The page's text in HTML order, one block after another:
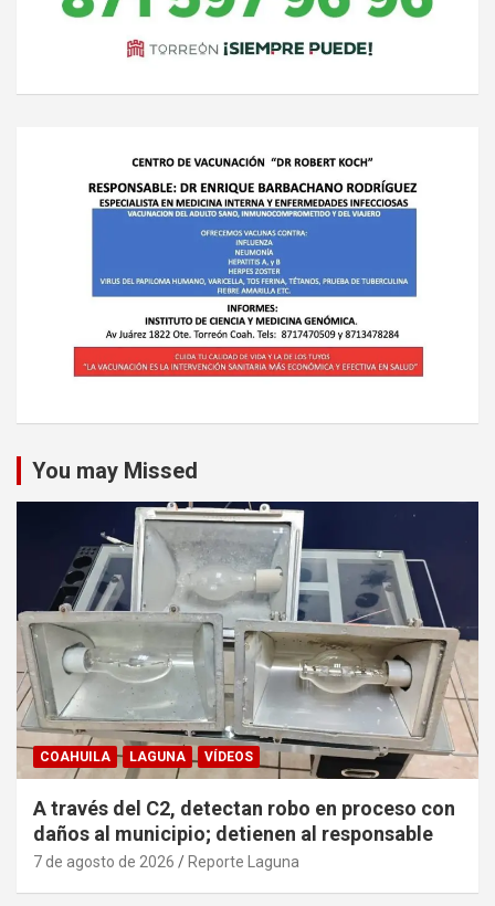
You may Missed
COAHUILA LAGUNA VÍDEOS
A través del C2, detectan robo en proceso con
daños al municipio; detienen al responsable
7 de agosto de 2026 Reporte Laguna